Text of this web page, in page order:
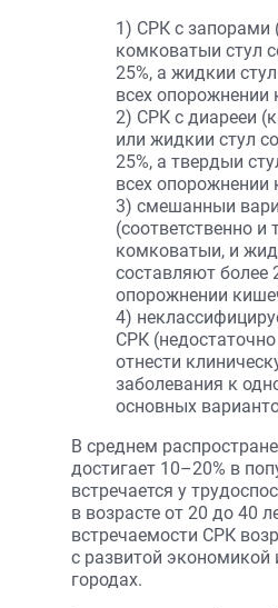
1) СРК с запорами
комковатыи стул
25%, а жидкии
всех опорожнении
2) СРК с диарееи
или жидкии стул
25%, а твердыи
всех опорожнении
3) смешанныи
(соответственно и
комковатыи, и
составляют более
опорожнении
4)
СРК
отнести
заболевания к
основных
В среднем
достигает 10–20% в
встречается у
в возрасте от 20 до 40
встречаемости СРК
с развитой экономикой
городах.